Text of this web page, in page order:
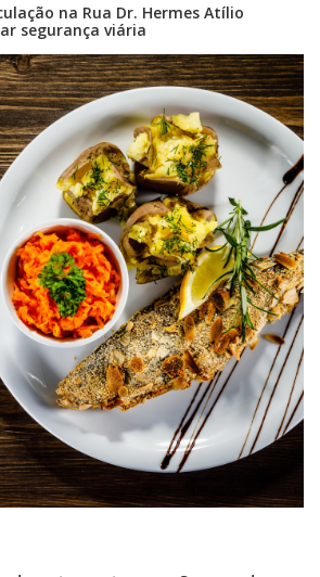
na Rua Dr. Hermes Atílio
segurança viária